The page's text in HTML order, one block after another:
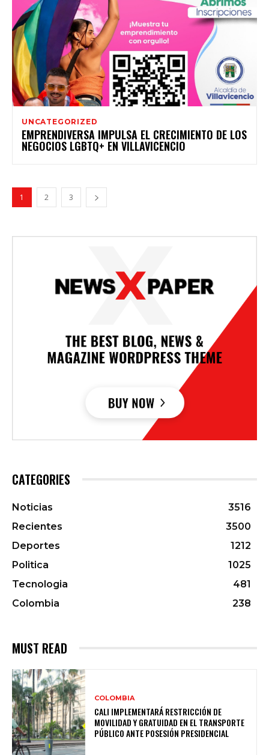
UNCATEGORIZED
EMPRENDIVERSA IMPULSA EL CRECIMIENTO DE LOS
NEGOCIOS LGBTQ+ EN VILLAVICENCIO
1 2 3
CATEGORIES
Noticias
3516
Recientes
3500
Deportes
1212
Politica
1025
Tecnologia
481
Colombia
238
MUST READ
COLOMBIA
CALI IMPLEMENTARÁ RESTRICCIÓN DE
MOVILIDAD Y GRATUIDAD EN EL TRANSPORTE
PÚBLICO ANTE POSESIÓN PRESIDENCIAL